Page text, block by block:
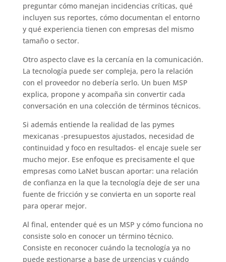
preguntar cómo manejan incidencias críticas, qué
incluyen sus reportes, cómo documentan el entorno
y qué experiencia tienen con empresas del mismo
tamaño o sector.
Otro aspecto clave es la cercanía en la comunicación.
La tecnología puede ser compleja, pero la relación
con el proveedor no debería serlo. Un buen MSP
explica, propone y acompaña sin convertir cada
conversación en una colección de términos técnicos.
Si además entiende la realidad de las pymes
mexicanas -presupuestos ajustados, necesidad de
continuidad y foco en resultados- el encaje suele ser
mucho mejor. Ese enfoque es precisamente el que
empresas como LaNet buscan aportar: una relación
de confianza en la que la tecnología deje de ser una
fuente de fricción y se convierta en un soporte real
para operar mejor.
Al final, entender qué es un MSP y cómo funciona no
consiste solo en conocer un término técnico.
Consiste en reconocer cuándo la tecnología ya no
puede gestionarse a base de urgencias y cuándo